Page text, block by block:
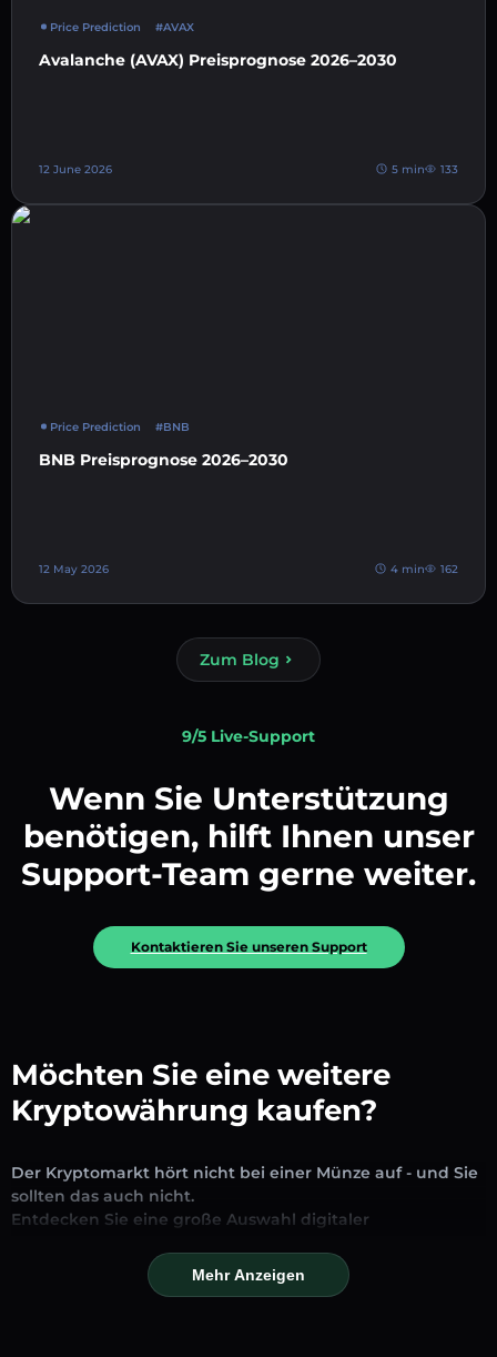
Price Prediction #AVAX
Avalanche (AVAX) Preisprognose 2026–2030
12 June 2026 5 min 133
Price Prediction #BNB
BNB Preisprognose 2026–2030
12 May 2026 4 min 162
Zum Blog
9/5 Live-Support
Wenn Sie Unterstützung
benötigen, hilft Ihnen unser
Support-Team gerne weiter.
Kontaktieren Sie unseren Support
Möchten Sie eine weitere
Kryptowährung kaufen?
Der Kryptomarkt hört nicht bei einer Münze auf - und Sie
sollten das auch nicht.
Entdecken Sie eine große Auswahl digitaler
Austausch und Handel verfügbar sind. Ob etablierte
Stablecoins, vielversprechende Altcoins oder trendige
Mehr Anzeigen